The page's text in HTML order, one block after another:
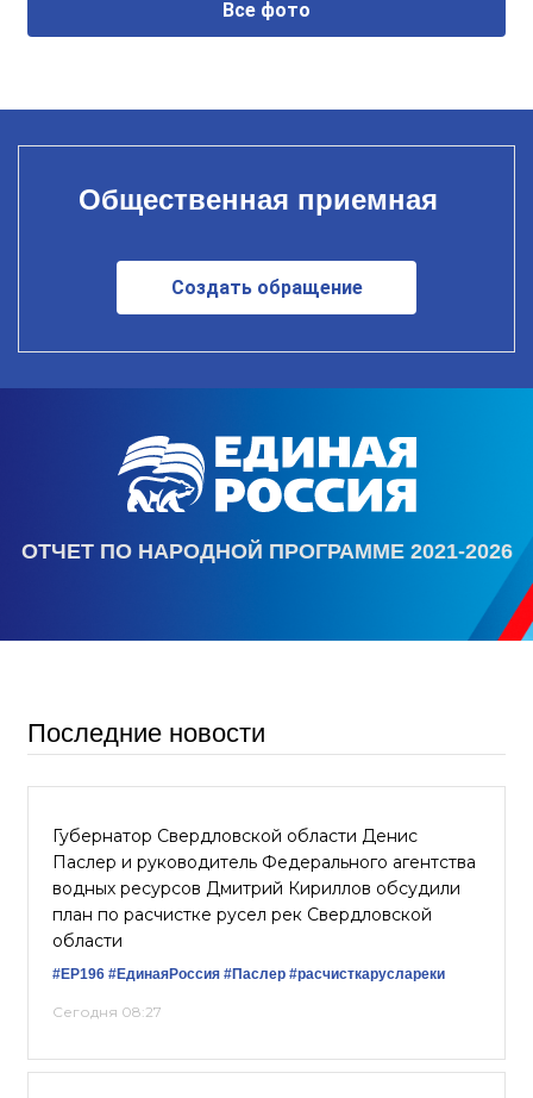
Все фото
Общественная приемная
Создать обращение
ОТЧЕТ ПО НАРОДНОЙ ПРОГРАММЕ 2021-2026
Последние новости
Губернатор Свердловской области Денис
Паслер и руководитель Федерального агентства
водных ресурсов Дмитрий Кириллов обсудили
план по расчистке русел рек Свердловской
области
#ЕР196 #ЕдинаяРоссия #Паслер #расчисткаруслареки
Сегодня 08:27